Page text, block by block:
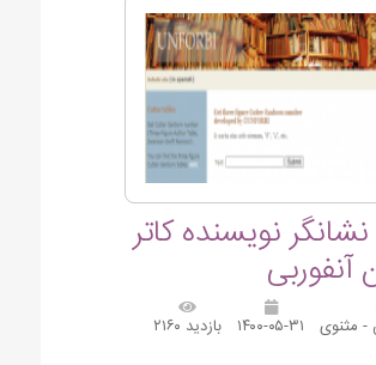
نویسنده کاتر
آنفوربی
- مثنوی ۱۴۰۰-۰۵-۳۱ بازدید ۲۱۶۰